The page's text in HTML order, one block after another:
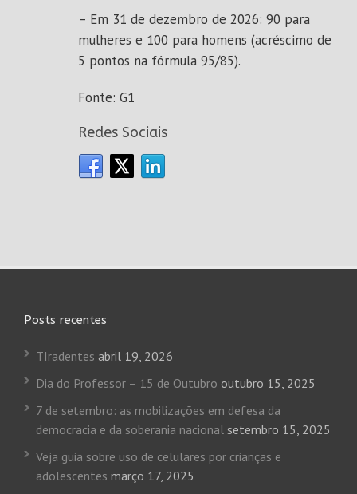
– Em 31 de dezembro de 2026: 90 para
mulheres e 100 para homens (acréscimo de
5 pontos na fórmula 95/85).
Fonte: G1
Redes Sociais
Posts recentes
TIradentes abril 19, 2026
Dia do Professor – 15 de Outubro outubro 15, 2025
7 de setembro: as mobilizações em defesa da
democracia e da soberania nacional setembro 15, 2025
Veja guia sobre uso de celulares por crianças e
adolescentes março 17, 2025